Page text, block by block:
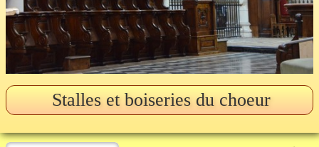
Contact
Stalles et boiseries du choeur